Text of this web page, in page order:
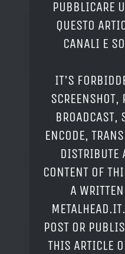
PUBBLICARE
QUESTO
CANALI E
IT'S
BROADCAST,
ENCODE,
DISTRIBUTE
CONTENT OF
A
POST OR
THIS ARTICLE